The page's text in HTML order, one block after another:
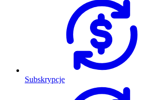
Subskrypcje